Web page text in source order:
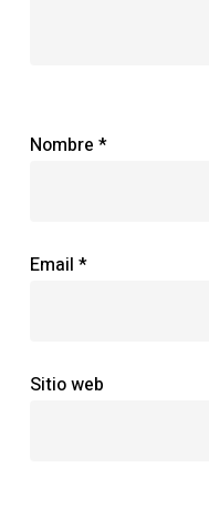
Nombre *
Email *
Sitio web